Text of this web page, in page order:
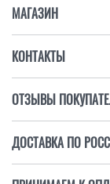
МАГАЗИН
КОНТАКТЫ
ОТЗЫВЫ
ДОСТАВКА ПО